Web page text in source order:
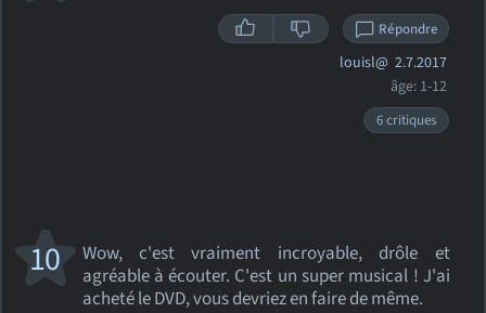
Répondre
louisl@ 2.7.2017
âge: 1-12
6 critiques
Wow, c'est vraiment incroyable, drôle et
agréable à écouter. C'est un super musical ! J'ai
acheté le DVD, vous devriez en faire de même.
10